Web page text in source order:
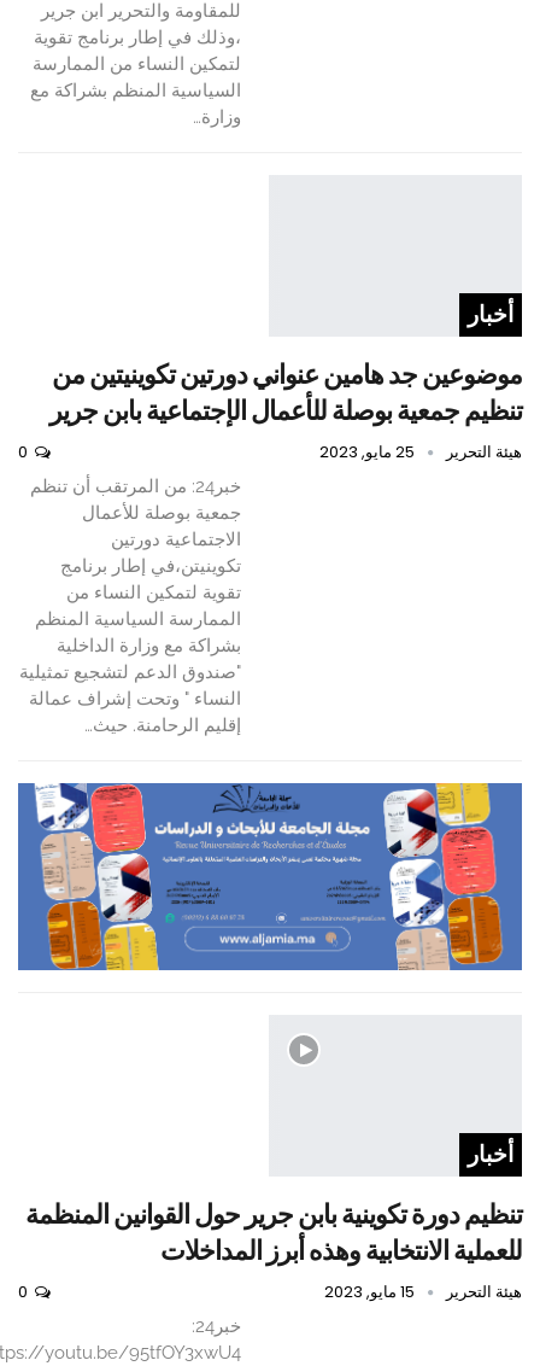
للمقاومة والتحرير ابن جرير
،وذلك في إطار برنامج تقوية
لتمكين النساء من الممارسة
السياسية المنظم بشراكة مع
وزارة…
أخبار
موضوعين جد هامين عنواني دورتين تكوينيتين من
تنظيم جمعية بوصلة للأعمال الإجتماعية بابن جرير
هيئة التحرير 25 مايو, 2023
خبر24: من المرتقب أن تنظم
جمعية بوصلة للأعمال
الاجتماعية دورتين
تكوينيتن،في إطار برنامج
تقوية لتمكين النساء من
الممارسة السياسية المنظم
بشراكة مع وزارة الداخلية
"صندوق الدعم لتشجيع تمثيلية
النساء " وتحت إشراف عمالة
إقليم الرحامنة. حيث…
أخبار
تنظيم دورة تكوينية بابن جرير حول القوانين المنظمة
للعملية الانتخابية وهذه أبرز المداخلات
هيئة التحرير 15 مايو, 2023
خبر24:
youtu.be/95tfOY3xwU4